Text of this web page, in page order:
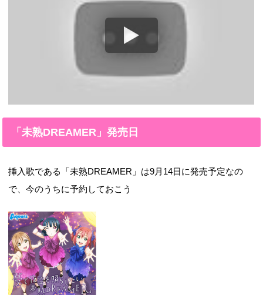
「未熟DREAMER」発売日
挿入歌である「未熟DREAMER」は9月14日に発売予定なの
で、今のうちに予約しておこう